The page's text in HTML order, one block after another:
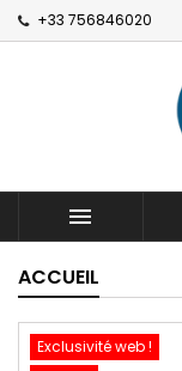
+33 756846020

ACCUEIL
Exclusivité web !